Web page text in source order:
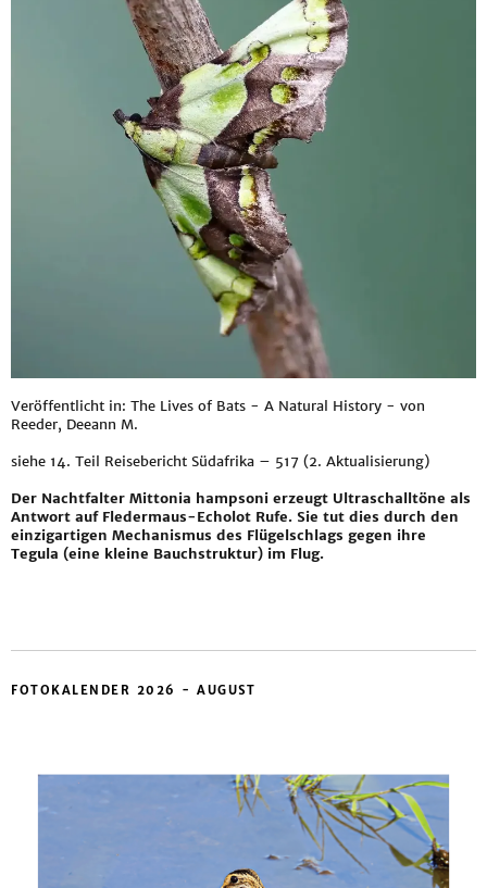
Veröffentlicht in: The Lives of Bats - A Natural History - von
Reeder, Deeann M.
siehe 14. Teil Reisebericht Südafrika – 517 (2. Aktualisierung)
Der Nachtfalter Mittonia hampsoni erzeugt Ultraschalltöne als
Antwort auf Fledermaus-Echolot Rufe. Sie tut dies durch den
einzigartigen Mechanismus des Flügelschlags gegen ihre
Tegula (eine kleine Bauchstruktur) im Flug.
FOTOKALENDER 2026 - AUGUST